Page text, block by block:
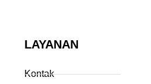
LAYANAN
Kontak